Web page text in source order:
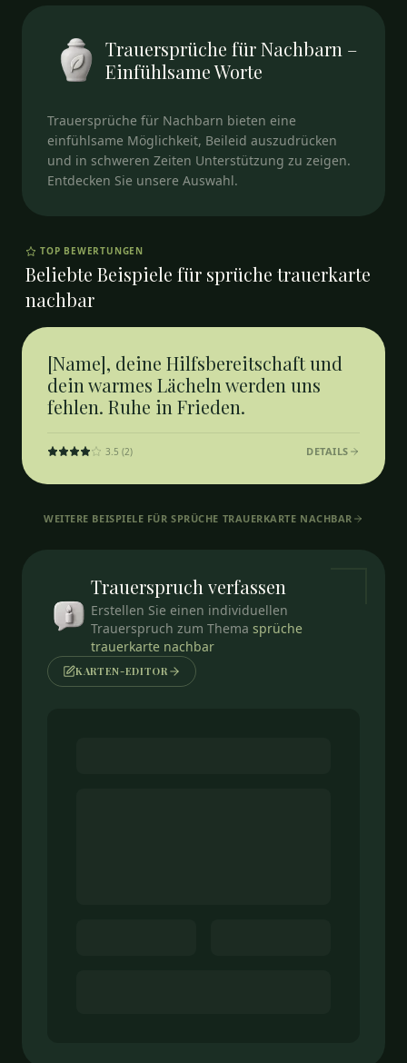
Trauersprüche für Nachbarn –
Einfühlsame Worte
Trauersprüche für Nachbarn bieten eine
einfühlsame Möglichkeit, Beileid auszudrücken
und in schweren Zeiten Unterstützung zu zeigen.
Entdecken Sie unsere Auswahl.
TOP BEWERTUNGEN
Beliebte Beispiele für sprüche trauerkarte
nachbar
[Name], deine Hilfsbereitschaft und
dein warmes Lächeln werden uns
fehlen. Ruhe in Frieden.
3.5 (2) DETAILS
WEITERE BEISPIELE FÜRSPRÜCHE TRAUERKARTE NACHBAR
Trauerspruch verfassen
Erstellen Sie einen individuellen
Trauerspruch zum Thema sprüche
trauerkarte nachbar
KARTEN-EDITOR